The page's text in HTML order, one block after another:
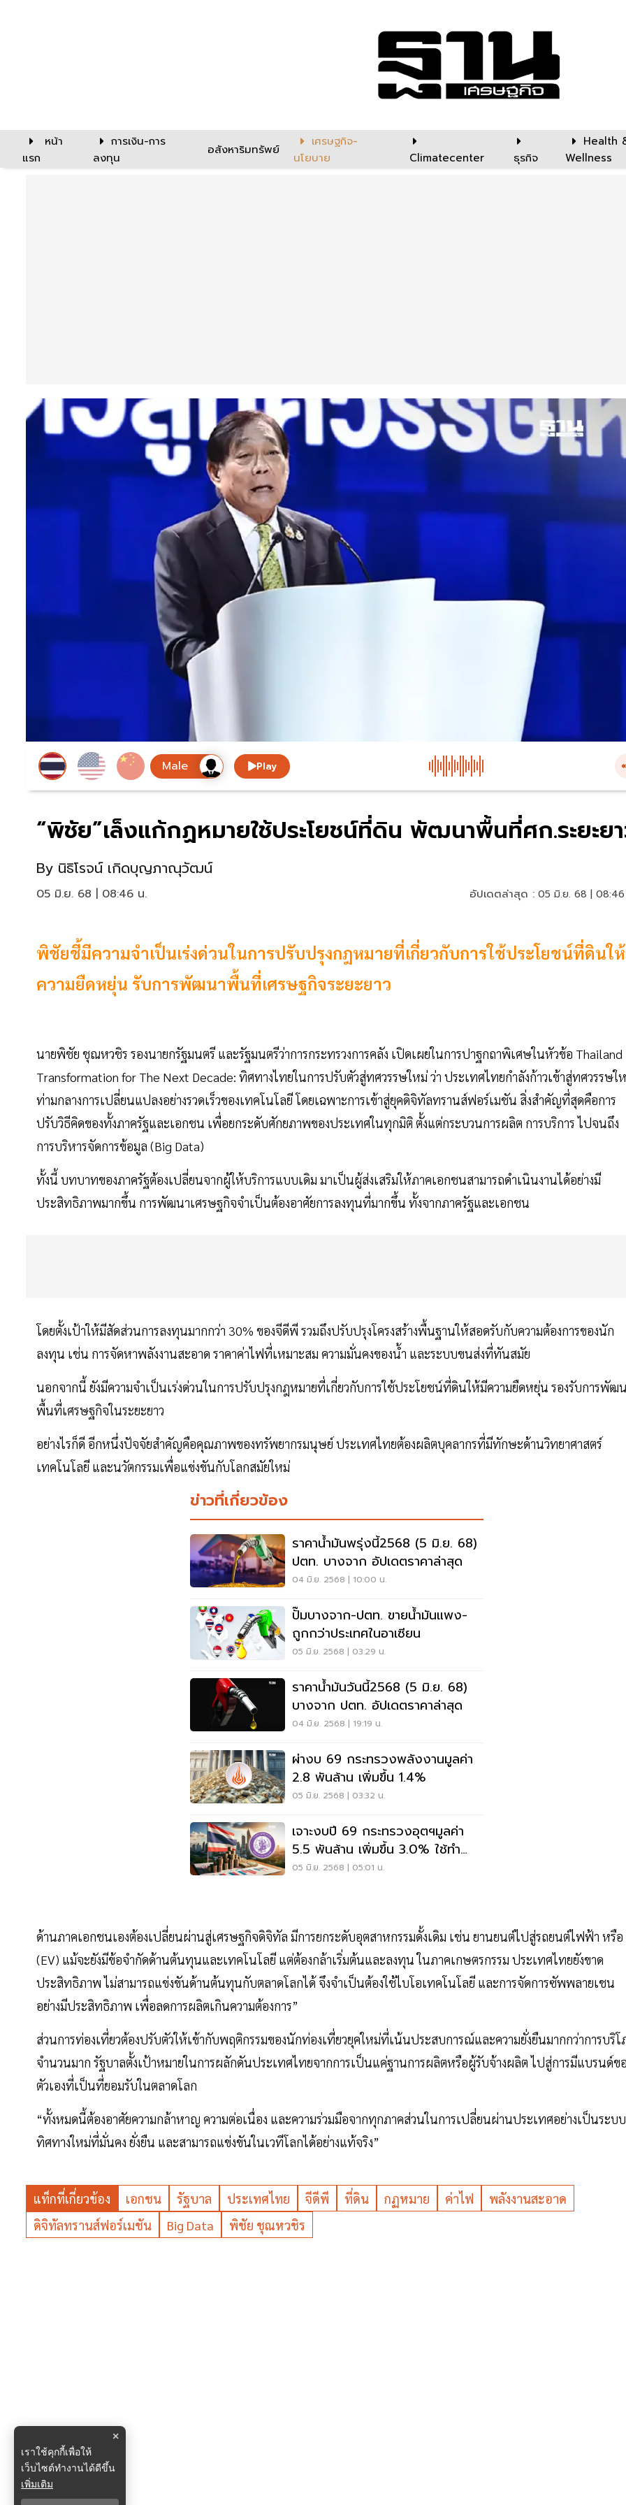
หน้า
แรก
การเงิน-การ
ลงทุน
อสังหาริมทรัพย์
เศรษฐกิจ-
นโยบาย
Climatecenter ธุรกิจ
Health
Wellness
Play
“พิชัย”เล็งแก้กฏหมายใช้ประโยชน์ที่ดิน พัฒนาพื้นที่ศก.ระยะย
By นิธิโรจน์ เกิดบุญภาณุวัฒน์
05 มิ.ย. 68 | 08:46 น. อัปเดตล่าสุด : 05 มิ.ย. 68 |
พิชัยชี้มีความจำเป็นเร่งด่วนในการปรับปรุงกฎหมายที่เกี่ยวกับการใช้ประโยชน์ที่ดินใ
ความยืดหยุ่น รับการพัฒนาพื้นที่เศรษฐกิจระยะยาว
นายพิชัย ชุณหวชิร รองนายกรัฐมนตรี และรัฐมนตรีว่าการกระทรวงการคลัง เปิดเผยในการปาฐกถาพิเศษในหัวข้อ Thailand
Transformation for The Next Decade: ทิศทางไทยในการปรับตัวสู่ทศวรรษใหม่ ว่า ประเทศไทยกำลังก้าวเข้าสู่ทศวรรษใ
ท่ามกลางการเปลี่ยนแปลงอย่างรวดเร็วของเทคโนโลยี โดยเฉพาะการเข้าสู่ยุคดิจิทัลทรานส์ฟอร์เมชัน สิ่งสำคัญที่สุดคือการ
ปรับวิธีคิดของทั้งภาครัฐและเอกชน เพื่อยกระดับศักยภาพของประเทศในทุกมิติ ตั้งแต่กระบวนการผลิต การบริการ ไปจนถึง
การบริหารจัดการข้อมูล (Big Data)
ทั้งนี้ บทบาทของภาครัฐต้องเปลี่ยนจากผู้ให้บริการแบบเดิม มาเป็นผู้ส่งเสริมให้ภาคเอกชนสามารถดำเนินงานได้อย่างมี
ประสิทธิภาพมากขึ้น การพัฒนาเศรษฐกิจจำเป็นต้องอาศัยการลงทุนที่มากขึ้น ทั้งจากภาครัฐและเอกชน
โดยตั้งเป้าให้มีสัดส่วนการลงทุนมากกว่า 30% ของจีดีพี รวมถึงปรับปรุงโครงสร้างพื้นฐานให้สอดรับกับความต้องการของนัก
ลงทุน เช่น การจัดหาพลังงานสะอาด ราคาค่าไฟที่เหมาะสม ความมั่นคงของน้ำ และระบบขนส่งที่ทันสมัย
นอกจากนี้ ยังมีความจำเป็นเร่งด่วนในการปรับปรุงกฎหมายที่เกี่ยวกับการใช้ประโยชน์ที่ดินให้มีความยืดหยุ่น รองรับการพัฒ
พื้นที่เศรษฐกิจในระยะยาว
อย่างไรก็ดี อีกหนึ่งปัจจัยสำคัญคือคุณภาพของทรัพยากรมนุษย์ ประเทศไทยต้องผลิตบุคลากรที่มีทักษะด้านวิทยาศาสตร์
เทคโนโลยี และนวัตกรรมเพื่อแข่งขันกับโลกสมัยใหม่
ข่าวที่เกี่ยวข้อง
ราคาน้ำมันพรุ่งนี้2568 (5 มิ.ย. 68)
ปตท. บางจาก อัปเดตราคาล่าสุด
04 มิ.ย. 2568 | 10:00 น.
ปั๊มบางจาก-ปตท. ขายน้ำมันแพง-
ถูกกว่าประเทศในอาเซียน
05 มิ.ย. 2568 | 03:29 น.
ราคาน้ำมันวันนี้2568 (5 มิ.ย. 68)
บางจาก ปตท. อัปเดตราคาล่าสุด
04 มิ.ย. 2568 | 19:19 น.
ผ่างบ 69 กระทรวงพลังงานมูลค่า
2.8 พันล้าน เพิ่มขึ้น 1.4%
05 มิ.ย. 2568 | 03:32 น.
เจาะงบปี 69 กระทรวงอุตฯมูลค่า
5.5 พันล้าน เพิ่มขึ้น 3.0% ใช้ทำ
อะไร
05 มิ.ย. 2568 | 05:01 น.
ด้านภาคเอกชนเองต้องเปลี่ยนผ่านสู่เศรษฐกิจดิจิทัล มีการยกระดับอุตสาหกรรมดั้งเดิม เช่น ยานยนต์ไปสู่รถยนต์ไฟฟ้า หรือ
(EV) แม้จะยังมีข้อจำกัดด้านต้นทุนและเทคโนโลยี แต่ต้องกล้าเริ่มต้นและลงทุน ในภาคเกษตรกรรม ประเทศไทยยังขาด
ประสิทธิภาพ ไม่สามารถแข่งขันด้านต้นทุนกับตลาดโลกได้ จึงจำเป็นต้องใช้ไบโอเทคโนโลยี และการจัดการซัพพลายเชน
อย่างมีประสิทธิภาพ เพื่อลดการผลิตเกินความต้องการ”
ส่วนการท่องเที่ยวต้องปรับตัวให้เข้ากับพฤติกรรมของนักท่องเที่ยวยุคใหม่ที่เน้นประสบการณ์และความยั่งยืนมากกว่าการบริโ
จำนวนมาก รัฐบาลตั้งเป้าหมายในการผลักดันประเทศไทยจากการเป็นแค่ฐานการผลิตหรือผู้รับจ้างผลิต ไปสู่การมีแบรนด์ข
ตัวเองที่เป็นที่ยอมรับในตลาดโลก
“ทั้งหมดนี้ต้องอาศัยความกล้าหาญ ความต่อเนื่อง และความร่วมมือจากทุกภาคส่วนในการเปลี่ยนผ่านประเทศอย่างเป็นระบ
ทิศทางใหม่ที่มั่นคง ยั่งยืน และสามารถแข่งขันในเวทีโลกได้อย่างแท้จริง”
แท็กที่เกี่ยวข้อง เอกชน รัฐบาล ประเทศไทย จีดีพี ที่ดิน กฏหมาย ค่าไฟ
พลังงานสะอาด
ดิจิทัลทรานส์ฟอร์เมชัน
Big Data พิชัย ชุณหวชิร
×
เราใช้คุกกี้เพื่อให้
เว็บไซต์ทำงานได้ดีขึ้น
เพิ่มเติม